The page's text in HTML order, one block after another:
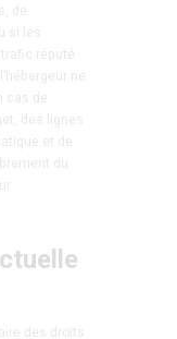
de
les
réputé
ne
de
des lignes
et de
du
des droits